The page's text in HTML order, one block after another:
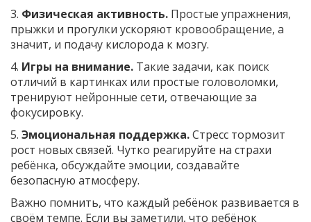
3. Физическая активность. Простые упражнения,
прыжки и прогулки ускоряют кровообращение, а
значит, и подачу кислорода к мозгу.
4. Игры на внимание. Такие задачи, как поиск
отличий в картинках или простые головоломки,
тренируют нейронные сети, отвечающие за
фокусировку.
5. Эмоциональная поддержка.Стресс тормозит
рост новых связей. Чутко реагируйте на страхи
ребёнка, обсуждайте эмоции, создавайте
безопасную атмосферу.
Важно помнить, что каждый ребёнок развивается в
своём темпе. Если вы заметили, что ребёнок